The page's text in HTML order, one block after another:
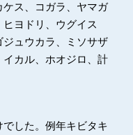
ス、コガラ、ヤマガ
ヨドリ、ウグイス
ジュウカラ、ミソサザ
カル、ホオジロ、計
した。例年キビタキ